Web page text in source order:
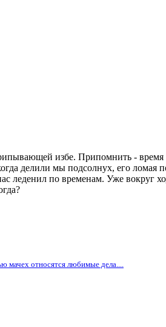
избе. Припомнить - время
делили мы подсолнух, его
леденил по временам. Уже вокруг
мачех относятся любимые дела....